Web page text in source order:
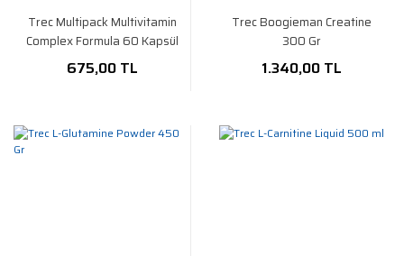
Trec Multipack Multivitamin
Complex Formula 60 Kapsül
675,00 TL
Trec Boogieman Creatine
300 Gr
1.340,00 TL